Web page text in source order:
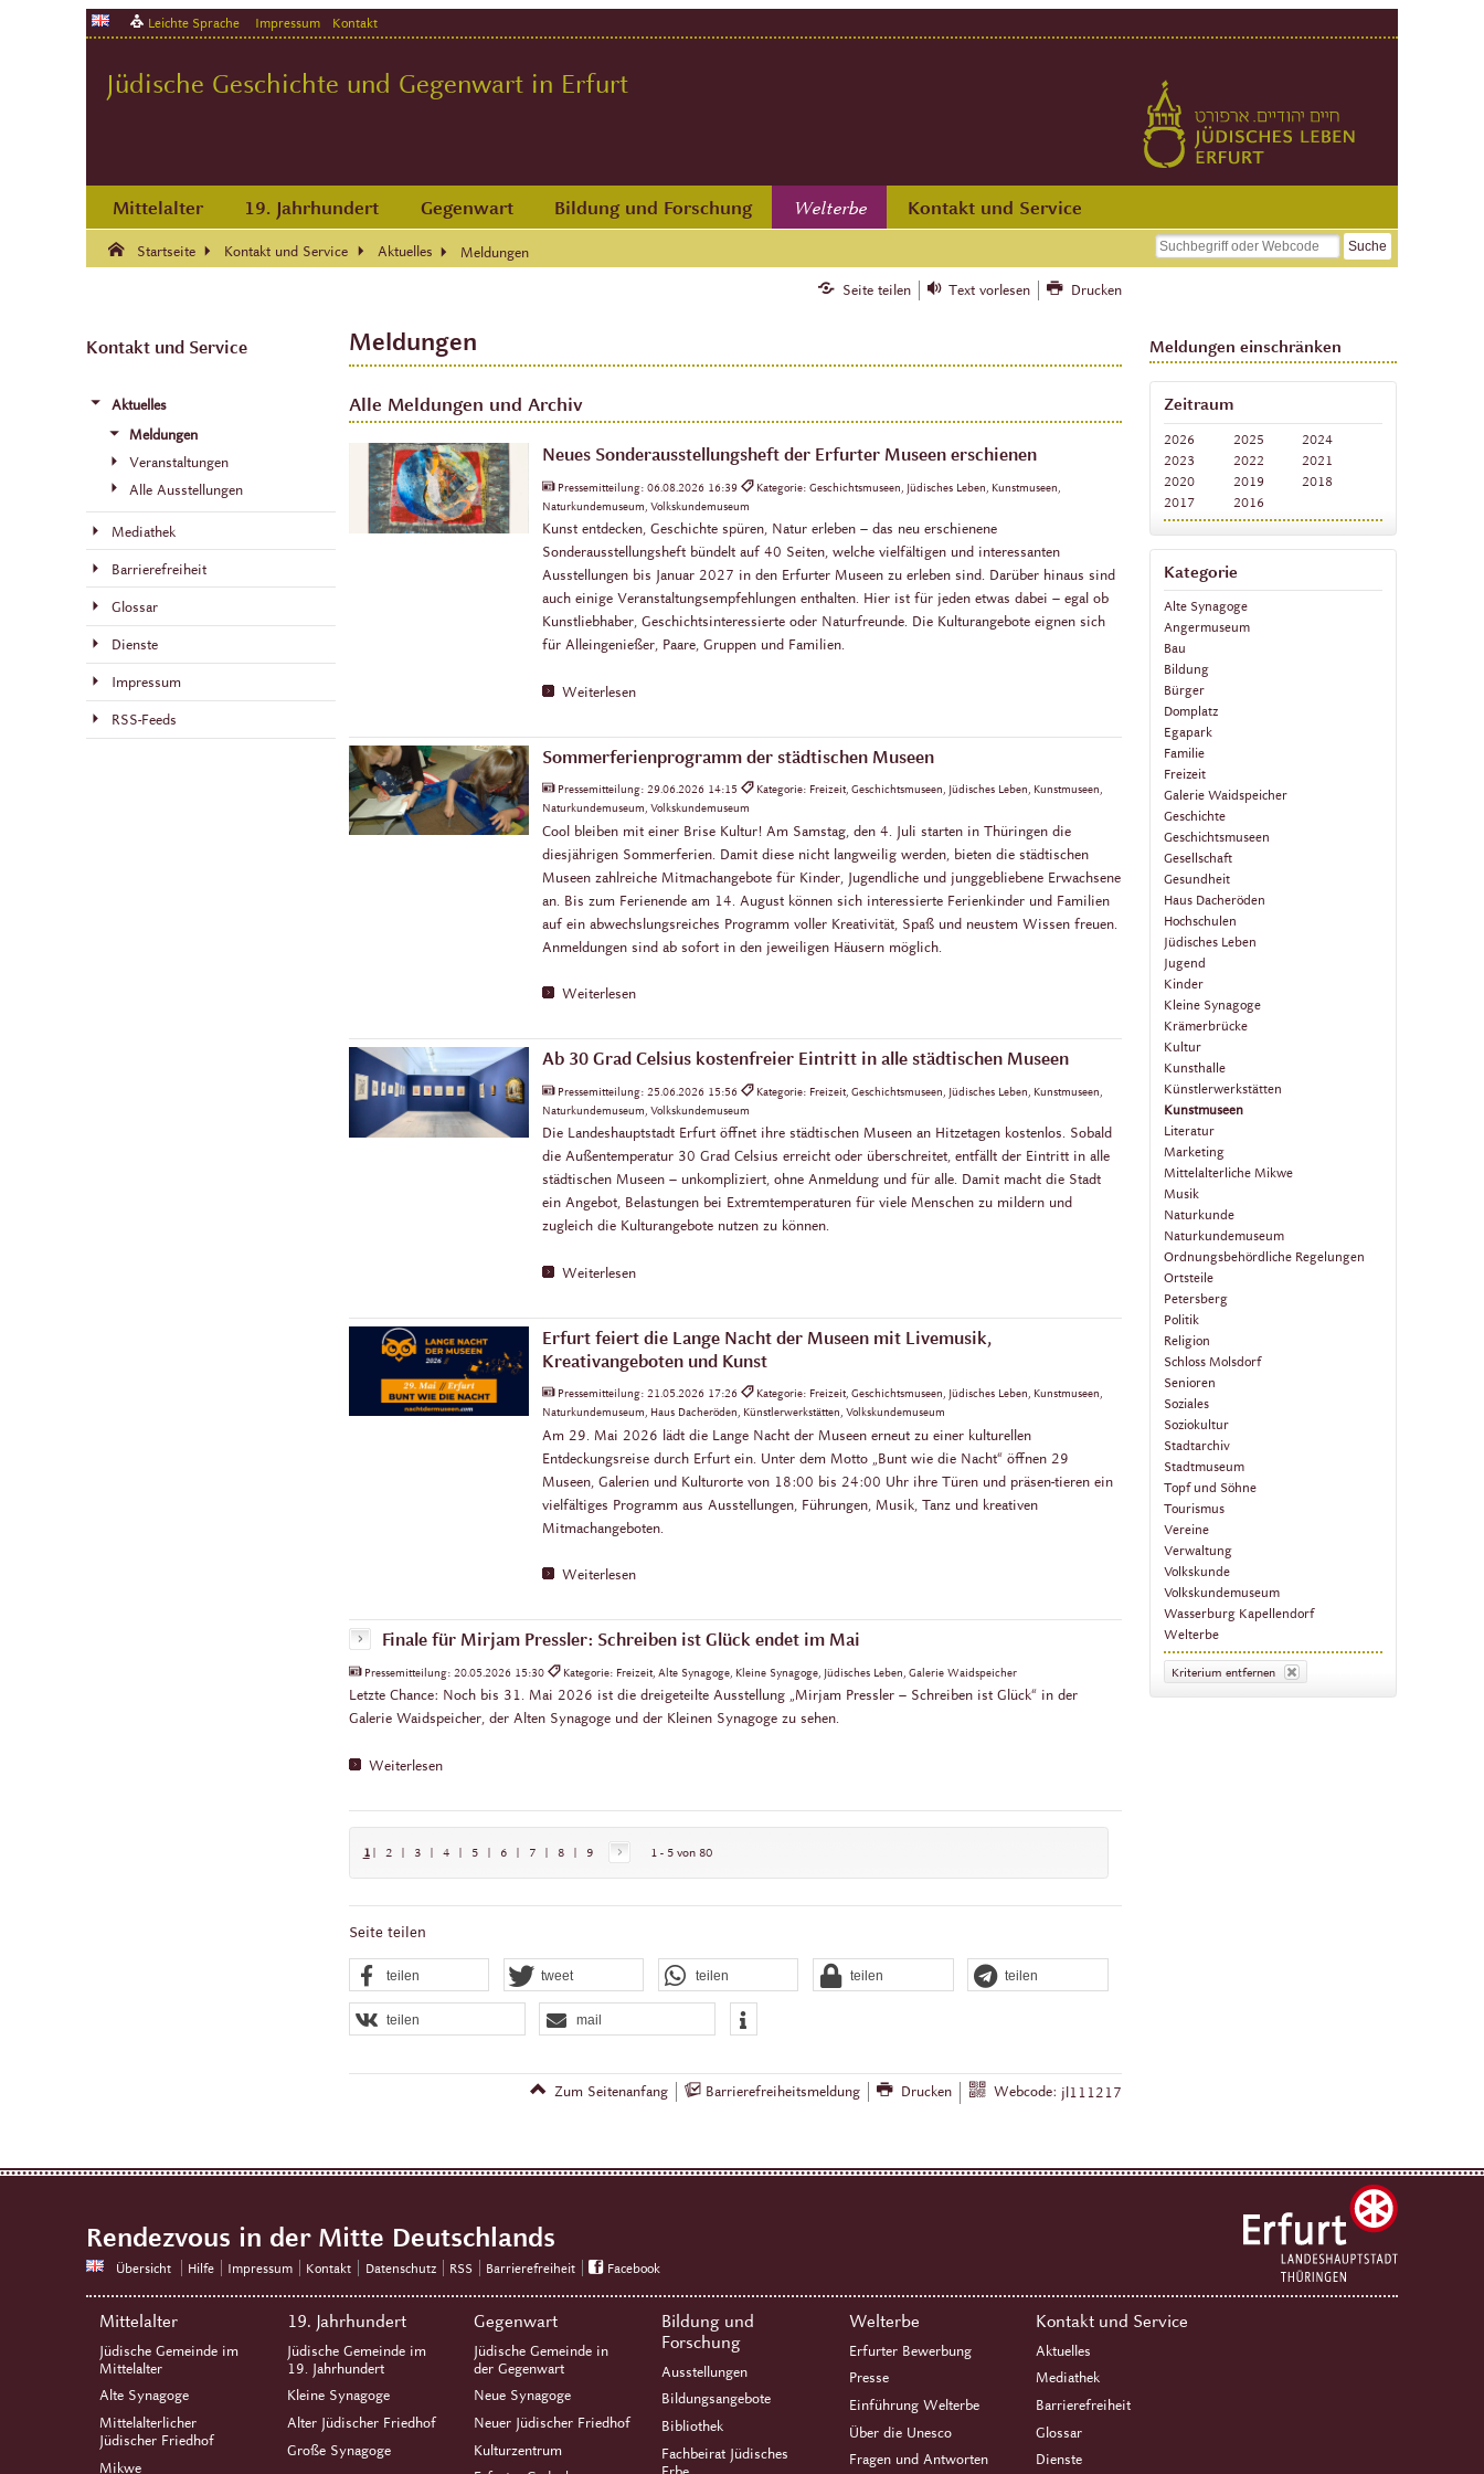
Leichte Sprache Impressum Kontakt
Jüdische Geschichte und Gegenwart in Erfurt
Mittelalter 19. Jahrhundert Gegenwart Bildung und Forschung Welterbe Kontakt und Service
Startseite Kontakt und Service Aktuelles Meldungen
Seite teilen Text vorlesen Drucken
Meldungen
Alle Meldungen und Archiv
Neues Sonderausstellungsheft der Erfurter Museen erschienen
Pressemitteilung:06.08.2026 16:39
Kategorie: Geschichtsmuseen, Jüdisches Leben, Kunstmuseen,
Naturkundemuseum, Volkskundemuseum
Kunst entdecken, Geschichte spüren, Natur erleben – das neu erschienene
Sonderausstellungsheft bündelt auf 40 Seiten, welche vielfältigen und interessanten
Ausstellungen bis Januar 2027 in den Erfurter Museen zu erleben sind. Darüber hinaus sind
auch einige Veranstaltungsempfehlungen enthalten. Hier ist für jeden etwas dabei – egal ob
Kunstliebhaber, Geschichtsinteressierte oder Naturfreunde. Die Kulturangebote eignen sich
für Alleingenießer, Paare, Gruppen und Familien.
Weiterlesen
Sommerferienprogramm der städtischen Museen
Pressemitteilung:29.06.2026 14:15
Kategorie: Freizeit, Geschichtsmuseen, Jüdisches Leben, Kunstmuseen,
Naturkundemuseum, Volkskundemuseum
Cool bleiben mit einer Brise Kultur! Am Samstag, den 4. Juli starten in Thüringen die
diesjährigen Sommerferien. Damit diese nicht langweilig werden, bieten die städtischen
Museen zahlreiche Mitmachangebote für Kinder, Jugendliche und junggebliebene Erwachsene
an. Bis zum Ferienende am 14. August können sich interessierte Ferienkinder und Familien
auf ein abwechslungsreiches Programm voller Kreativität, Spaß und neustem Wissen freuen.
Anmeldungen sind ab sofort in den jeweiligen Häusern möglich.
Weiterlesen
Ab 30 Grad Celsius kostenfreier Eintritt in alle städtischen Museen
Pressemitteilung: 25.06.2026 15:56
Kategorie: Freizeit, Geschichtsmuseen, Jüdisches Leben, Kunstmuseen,
Naturkundemuseum, Volkskundemuseum
Die Landeshauptstadt Erfurt öffnet ihre städtischen Museen an Hitzetagen kostenlos. Sobald
die Außentemperatur 30 Grad Celsius erreicht oder überschreitet, entfällt der Eintritt in alle
städtischen Museen – unkompliziert, ohne Anmeldung und für alle. Damit macht die Stadt
ein Angebot, Belastungen bei Extremtemperaturen für viele Menschen zu mildern und
zugleich die Kulturangebote nutzen zu können.
Weiterlesen
Erfurt feiert die Lange Nacht der Museen mit Livemusik,
Kreativangeboten und Kunst
Pressemitteilung:21.05.2026 17:26
Kategorie: Freizeit, Geschichtsmuseen, Jüdisches Leben, Kunstmuseen,
Naturkundemuseum, Haus Dacheröden, Künstlerwerkstätten, Volkskundemuseum
Am 29. Mai 2026 lädt die Lange Nacht der Museen erneut zu einer kulturellen
Entdeckungsreise durch Erfurt ein. Unter dem Motto „Bunt wie die Nacht“ öffnen 29
Museen, Galerien und Kulturorte von 18:00 bis 24:00 Uhr ihre Türen und präsen-tieren ein
vielfältiges Programm aus Ausstellungen, Führungen, Musik, Tanz und kreativen
Mitmachangeboten.
Weiterlesen
Finale für Mirjam Pressler: Schreiben ist Glück endet im Mai
Pressemitteilung: 20.05.2026 15:30 Kategorie: Freizeit, Alte Synagoge, Kleine Synagoge, Jüdisches Leben, Galerie Waidspeicher
Letzte Chance: Noch bis 31. Mai 2026 ist die dreigeteilte Ausstellung „Mirjam Pressler – Schreiben ist Glück“ in der
Galerie Waidspeicher, der Alten Synagoge und der Kleinen Synagoge zu sehen.
Weiterlesen
1| 2 | 3 | 4 | 5 | 6 | 7 | 8 | 9 1 - 5 von 80
Seite teilen
teilen tweet teilen teilen teilen
teilen mail
Zum Seitenanfang Barrierefreiheitsmeldung Drucken Webcode: jl111217
Meldungen einschränken
Zeitraum
2026 2025
2024
2023
2022
2021
2020
2019
2018
2017
2016
Kategorie
Alte Synagoge
Angermuseum
Bau
Bildung
Bürger
Domplatz
Egapark
Familie
Freizeit
Galerie Waidspeicher
Geschichte
Geschichtsmuseen
Gesellschaft
Gesundheit
Haus Dacheröden
Hochschulen
Jüdisches Leben
Jugend
Kinder
Kleine Synagoge
Krämerbrücke
Kultur
Kunsthalle
Künstlerwerkstätten
Kunstmuseen
Literatur
Marketing
Mittelalterliche Mikwe
Musik
Naturkunde
Naturkundemuseum
Ordnungsbehördliche Regelungen
Ortsteile
Petersberg
Politik
Religion
Schloss Molsdorf
Senioren
Soziales
Soziokultur
Stadtarchiv
Stadtmuseum
Topf und Söhne
Tourismus
Vereine
Verwaltung
Volkskunde
Volkskundemuseum
Wasserburg Kapellendorf
Welterbe
Kriterium entfernen
Kontakt und Service
Aktuelles
Meldungen
Veranstaltungen
Alle Ausstellungen
Mediathek
Barrierefreiheit
Glossar
Dienste
Impressum
RSS-Feeds
Rendezvous in der Mitte Deutschlands
Übersicht Hilfe Impressum Kontakt Datenschutz RSS Barrierefreiheit Facebook
Mittelalter
Jüdische Gemeinde im
Mittelalter
Alte Synagoge
Mittelalterlicher
Jüdischer Friedhof
Mikwe
19. Jahrhundert
Jüdische Gemeinde im
19. Jahrhundert
Kleine Synagoge
Alter Jüdischer Friedhof
Große Synagoge
Gegenwart
Jüdische Gemeinde in
der Gegenwart
Neue Synagoge
Neuer Jüdischer Friedhof
Kulturzentrum
Bildung und
Forschung
Ausstellungen
Bildungsangebote
Bibliothek
Fachbeirat Jüdisches
Welterbe
Erfurter Bewerbung
Presse
Einführung Welterbe
Über die Unesco
Fragen und Antworten
Kontakt und Service
Aktuelles
Mediathek
Barrierefreiheit
Glossar
Dienste